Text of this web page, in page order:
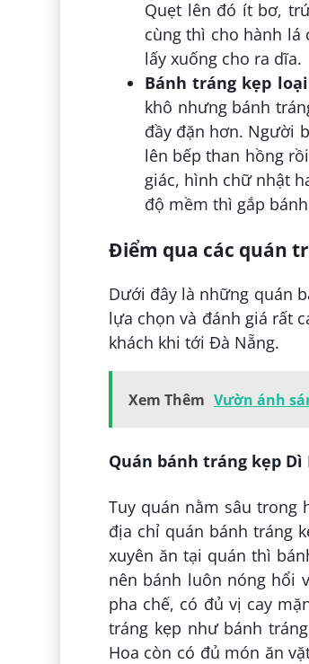
Quẹt lên đó ít bơ,
cùng thì cho hành lá
lấy xuống cho ra dĩa.
Bánh tráng kẹp
khô nhưng bánh
đầy đặn hơn. Người
lên bếp than hồng
giác, hình chữ nhật
độ mềm thì gắp
Điểm qua các quán
Dưới đây là những quán
lựa chọn và đánh giá rất
khách khi tới Đà Nẵng.
Xem Thêm Vườn ánh
Quán bánh tráng kẹp Dì
Tuy quán nằm sâu
địa chỉ quán bánh tráng
xuyên ăn tại quán thì
nên bánh luôn nóng hổi
pha chế, có đủ vị cay
tráng kẹp như bánh
Hoa còn có đủ món ăn